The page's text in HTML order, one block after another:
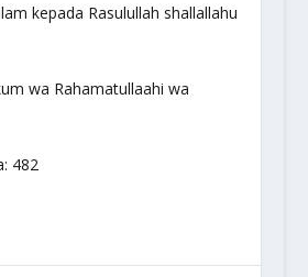
kepada Rasulullah shallallahu
wa Rahamatullaahi wa
482